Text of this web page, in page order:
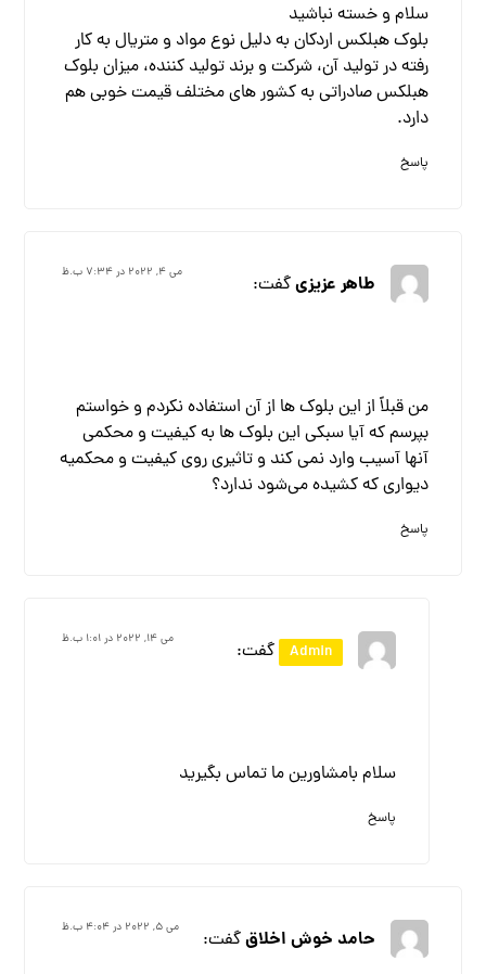
سلام و خسته نباشید
بلوک هبلکس اردکان به دلیل نوع مواد و متریال به کار
رفته در تولید آن، شرکت و برند تولید کننده، میزان بلوک
هبلکس صادراتی به کشور های مختلف قیمت خوبی هم
دارد.
پاسخ
طاهر عزیزیگفت: می ۴, ۲۰۲۲ در ۷:۳۴ ب.ظ
من قبلاً از این بلوک ها از آن استفاده نکردم و خواستم
بپرسم که آیا سبکی این بلوک ها به کیفیت و محکمی
آنها آسیب وارد نمی کند و تاثیری روی کیفیت و محکمیه
دیواری که کشیده می‌شود ندارد؟
پاسخ
Admin گفت: می ۱۴, ۲۰۲۲ در ۱:۰۱ ب.ظ
سلام بامشاورین ما تماس بگیرید
پاسخ
حامد خوش اخلاقگفت: می ۵, ۲۰۲۲ در ۴:۰۴ ب.ظ